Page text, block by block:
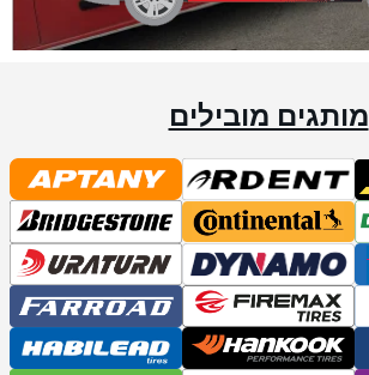
מותגים מובילים